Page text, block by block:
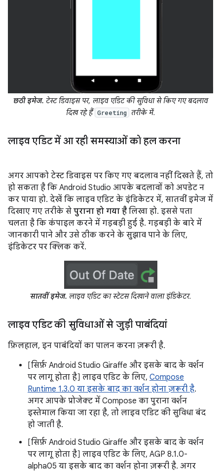
छठी इमेज. टेस्ट डिवाइस पर, लाइव एडिट की सुविधा से किए गए बदलाव
दिख रहे हैं Greeting तरीके में.
लाइव एडिट में आ रही समस्याओं को हल करना
अगर आपको टेस्ट डिवाइस पर किए गए बदलाव नहीं दिखते हैं, तो
हो सकता है कि Android Studio आपके बदलावों को अपडेट न
कर पाया हो. देखें कि लाइव एडिट के इंडिकेटर में, सातवीं इमेज में
दिखाए गए तरीके से पुराना हो गया है लिखा हो. इससे पता
चलता है कि कंपाइल करने में गड़बड़ी हुई है. गड़बड़ी के बारे में
जानकारी पाने और उसे ठीक करने के सुझाव पाने के लिए,
इंडिकेटर पर क्लिक करें.
सातवीं इमेज. लाइव एडिट का स्टेटस दिखाने वाला इंडिकेटर.
लाइव एडिट की सुविधाओं से जुड़ी पाबंदियां
फ़िलहाल, इन पाबंदियों का पालन करना ज़रूरी है.
[सिर्फ़ Android Studio Giraffe और इसके बाद के वर्शन
पर लागू होता है] लाइव एडिट के लिए, Compose
Runtime 1.3.0 या इसके बाद का वर्शन होना ज़रूरी है.
अगर आपके प्रोजेक्ट में Compose का पुराना वर्शन
इस्तेमाल किया जा रहा है, तो लाइव एडिट की सुविधा बंद
हो जाती है.
[सिर्फ़ Android Studio Giraffe और इसके बाद के वर्शन
पर लागू होता है] लाइव एडिट के लिए, AGP 8.1.0-
alpha05 या इसके बाद का वर्शन होना ज़रूरी है. अगर